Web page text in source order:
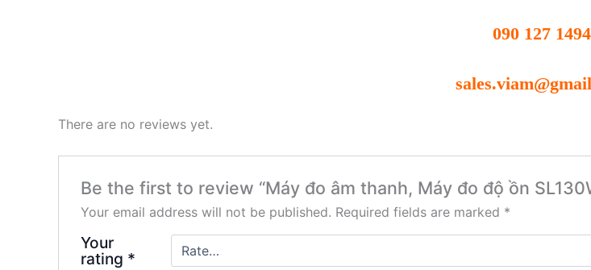
090 127 1494
There are no reviews yet.
Be the first to review “Máy đo âm thanh, Máy đo độ ồn
Your email address will not be published. Required fields are marked *
Your
rating *